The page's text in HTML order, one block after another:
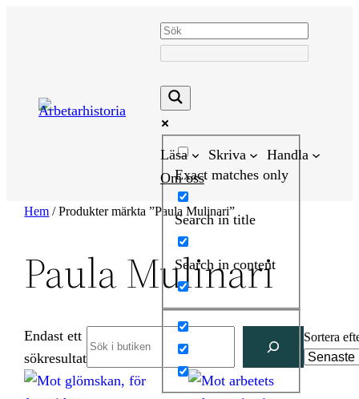
Exact matches only
Search in title
Search in content
Läsa Skriva
Handla
Om oss
Hem / Produkter märkta ”Paula Mulinari”
Paula Mulinari
Endast ett
sökresultat
Sortera